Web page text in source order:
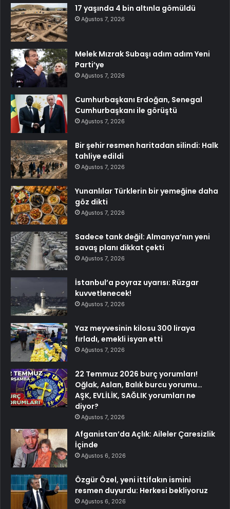
17 yaşında 4 bin altınla gömüldü
Ağustos 7, 2026
Melek Mızrak Subaşı adım adım Yeni
Parti’ye
Ağustos 7, 2026
Cumhurbaşkanı Erdoğan, Senegal
Cumhurbaşkanı ile görüştü
Ağustos 7, 2026
Bir şehir resmen haritadan silindi: Halk
tahliye edildi
Ağustos 7, 2026
Yunanlılar Türklerin bir yemeğine daha
göz dikti
Ağustos 7, 2026
Sadece tank değil: Almanya’nın yeni
savaş planı dikkat çekti
Ağustos 7, 2026
İstanbul’a poyraz uyarısı: Rüzgar
kuvvetlenecek!
Ağustos 7, 2026
Yaz meyvesinin kilosu 300 liraya
fırladı, emekli isyan etti
Ağustos 7, 2026
22 Temmuz 2026 burç yorumları!
Oğlak, Aslan, Balık burcu yorumu…
AŞK, EVLİLİK, SAĞLIK yorumları ne
diyor?
Ağustos 7, 2026
Afganistan’da Açlık: Aileler Çaresizlik
İçinde
Ağustos 6, 2026
Özgür Özel, yeni ittifakın ismini
resmen duyurdu: Herkesi bekliyoruz
Ağustos 6, 2026